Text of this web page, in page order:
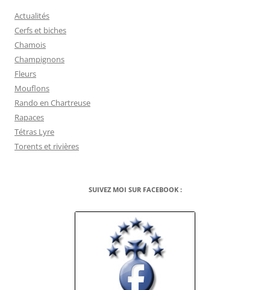
Actualités
Cerfs et biches
Chamois
Champignons
Fleurs
Mouflons
Rando en Chartreuse
Rapaces
Tétras Lyre
Torents et rivières
SUIVEZ MOI SUR FACEBOOK :